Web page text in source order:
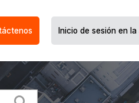
Inicio de sesión en